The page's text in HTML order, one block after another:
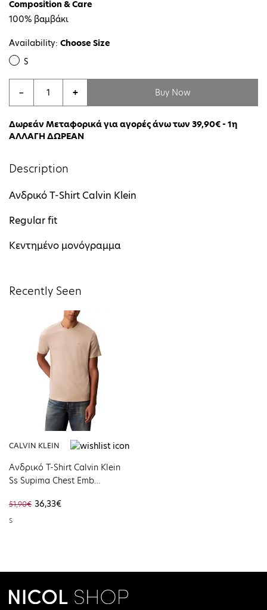
Composition & Care
100% βαμβάκι
Availability: Choose Size
S
− + Buy Now
Δωρεάν Μεταφορικά για αγορές άνω των 39,90€ - 1η
ΑΛΛΑΓΗ ΔΩΡΕΑΝ
Description
Ανδρικό Τ-Shirt Calvin Klein
Regular fit
Κεντημένο μονόγραμμα
Recently Seen
CALVIN KLEIN
Ανδρικό Τ-Shirt Calvin Klein
Ss Supima Chest Emb
LV04LB275G-NSU
51,90€ 36,33€
S